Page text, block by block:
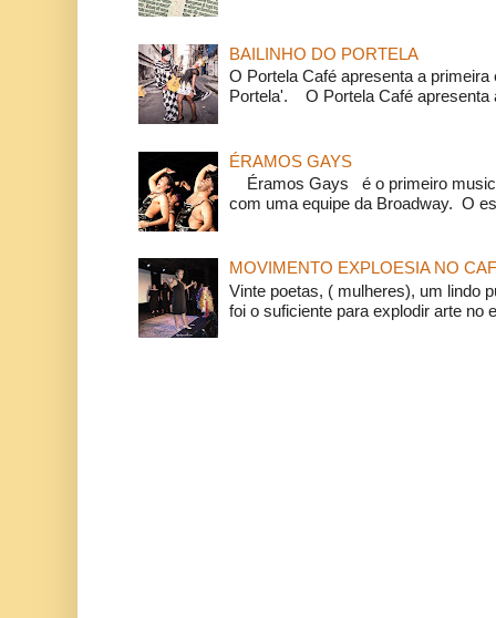
BAILINHO DO PORTELA
O Portela Café apresenta a
Portela'. O Portela Café apresenta
ÉRAMOS GAYS
Éramos Gays é o primeiro
com uma equipe da Broadway. O
MOVIMENTO EXPLOESIA NO
Vinte poetas, ( mulheres), um lindo
foi o suficiente para explodir arte no